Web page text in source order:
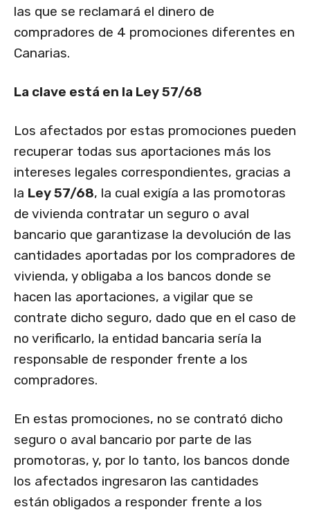
las que se reclamará el dinero de
compradores de 4 promociones diferentes en
Canarias.
La clave está en la Ley 57/68
Los afectados por estas promociones pueden
recuperar todas sus aportaciones más los
intereses legales correspondientes, gracias a
la Ley 57/68, la cual exigía a las promotoras
de vivienda contratar un seguro o aval
bancario que garantizase la devolución de las
cantidades aportadas por los compradores de
vivienda, y obligaba a los bancos donde se
hacen las aportaciones, a vigilar que se
contrate dicho seguro, dado que en el caso de
no verificarlo, la entidad bancaria sería la
responsable de responder frente a los
compradores.
En estas promociones, no se contrató dicho
seguro o aval bancario por parte de las
promotoras, y, por lo tanto, los bancos donde
los afectados ingresaron las cantidades
están obligados a responder frente a los